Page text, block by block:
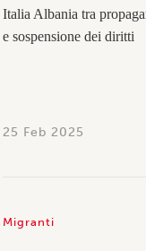
Italia Albania tra
e sospensione dei diritti
25 Feb 2025
Migranti